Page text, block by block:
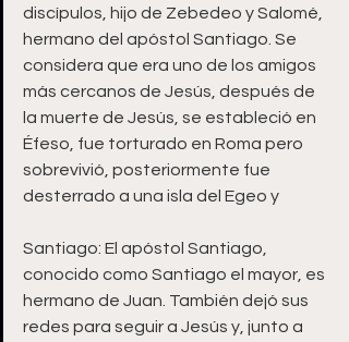
discípulos, hijo de Zebedeo y Salomé,
hermano del apóstol Santiago. Se
considera que era uno de los amigos
más cercanos de Jesús, después de
la muerte de Jesús, se estableció en
Éfeso, fue torturado en Roma pero
sobrevivió, posteriormente fue
desterrado a una isla del Egeo y
Santiago: El apóstol Santiago,
conocido como Santiago el mayor, es
hermano de Juan. También dejó sus
redes para seguir a Jesús y, junto a